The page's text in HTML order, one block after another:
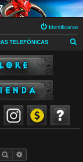
Identificarse
TELEFÓNICAS
Buscar